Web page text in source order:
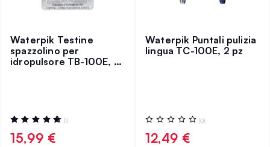
Waterpik Testine
spazzolino per
idropulsore TB-100E, 2
Valutazione:
100%
(1)
15,99 €
Waterpik Puntali pulizia
lingua TC-100E, 2 pz
Valutazione:
0%
(0)
12,49 €